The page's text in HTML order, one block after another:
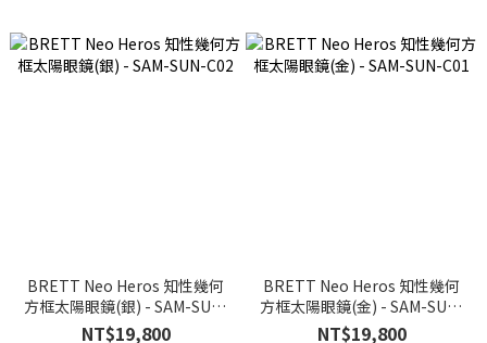
BRETT Neo Heros 知性幾何
方框太陽眼鏡(銀) - SAM-SUN-
C02
NT$19,800
BRETT Neo Heros 知性幾何
方框太陽眼鏡(金) - SAM-SUN-
C01
NT$19,800